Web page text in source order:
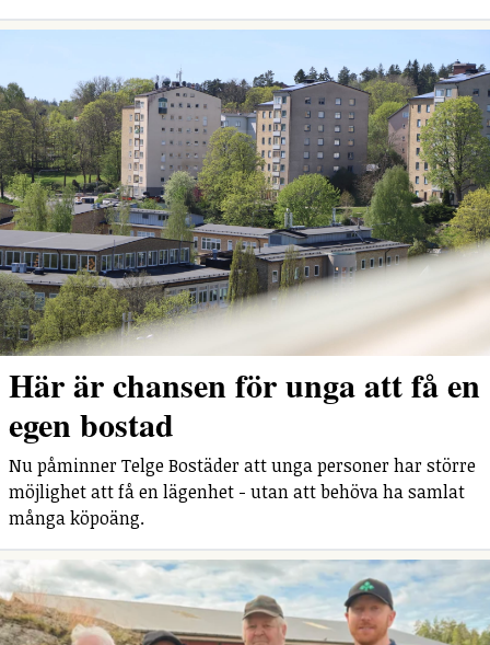
Här är chansen för unga att få en
egen bostad
Nu påminner Telge Bostäder att unga personer har större
möjlighet att få en lägenhet - utan att behöva ha samlat
många köpoäng.